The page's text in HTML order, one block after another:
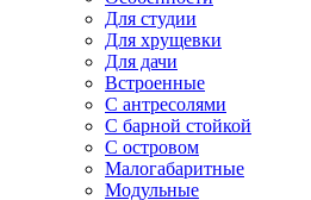
Для студии
Для хрущевки
Для дачи
Встроенные
С антресолями
С барной стойкой
С островом
Малогабаритные
Модульные